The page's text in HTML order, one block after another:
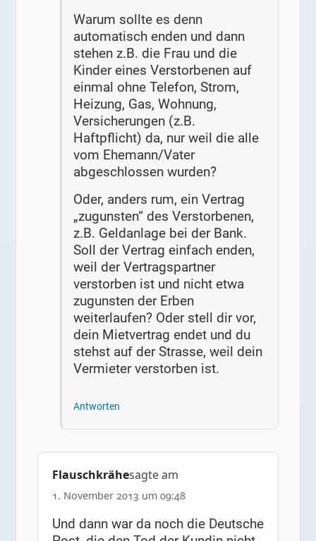
Warum sollte es denn
automatisch enden und dann
stehen z.B. die Frau und die
Kinder eines Verstorbenen auf
einmal ohne Telefon, Strom,
Heizung, Gas, Wohnung,
Versicherungen (z.B.
Haftpflicht) da, nur weil die alle
vom Ehemann/Vater
abgeschlossen wurden?
Oder, anders rum, ein Vertrag
„zugunsten“ des Verstorbenen,
z.B. Geldanlage bei der Bank.
Soll der Vertrag einfach enden,
weil der Vertragspartner
verstorben ist und nicht etwa
zugunsten der Erben
weiterlaufen? Oder stell dir vor,
dein Mietvertrag endet und du
stehst auf der Strasse, weil dein
Vermieter verstorben ist.
Antworten
Flauschkrähesagte am
1. November 2013 um 09:48
Und dann war da noch die Deutsche